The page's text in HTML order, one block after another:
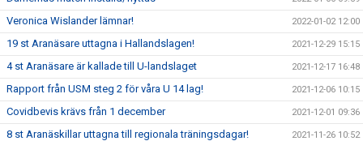
Veronica Wislander lämnar! 2022-01-02 12:00
19 st Aranäsare uttagna i Hallandslagen! 2021-12-29 15:15
4 st Aranäsare är kallade till U-landslaget 2021-12-17 16:48
Rapport från USM steg 2 för våra U 14 lag! 2021-12-06 10:15
Covidbevis krävs från 1 december 2021-12-01 09:36
8 st Aranäskillar uttagna till regionala träningsdagar! 2021-11-26 10:52